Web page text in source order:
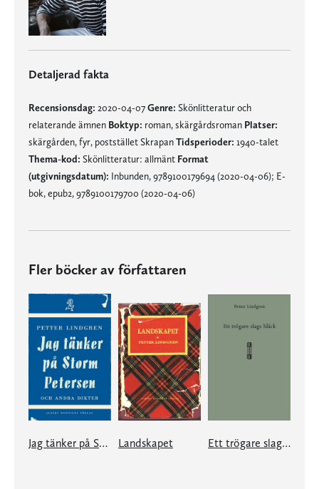
Detaljerad fakta
Recensionsdag: 2020-04-07Genre: Skönlitteratur och
relaterande ämnen Boktyp: roman, skärgårdsroman Platser:
skärgården, fyr, poststället SkrapanTidsperioder: 1940-talet
Thema-kod: Skönlitteratur: allmänt Format
(utgivningsdatum): Inbunden, 9789100179694 (2020-04-06); E-
bok, epub2, 9789100179700 (2020-04-06)
Fler böcker av författaren
Jag tänker på Storm Petersen Landskapet Ett trögare slags bläck